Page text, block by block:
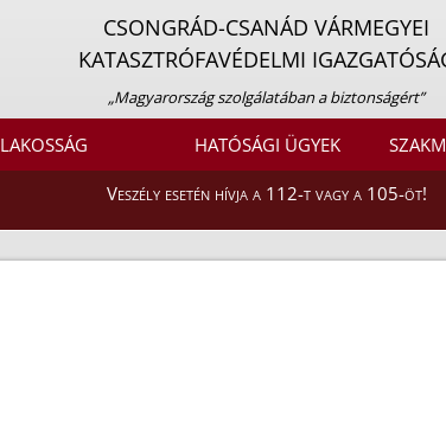
CSONGRÁD-CSANÁD VÁRMEGYEI
KATASZTRÓFAVÉDELMI
„Magyarország szolgálatában a biztonságért”
LAKOSSÁG HATÓSÁGI ÜGYEK
Veszély esetén hívja a 112-t vagy a 105-öt!